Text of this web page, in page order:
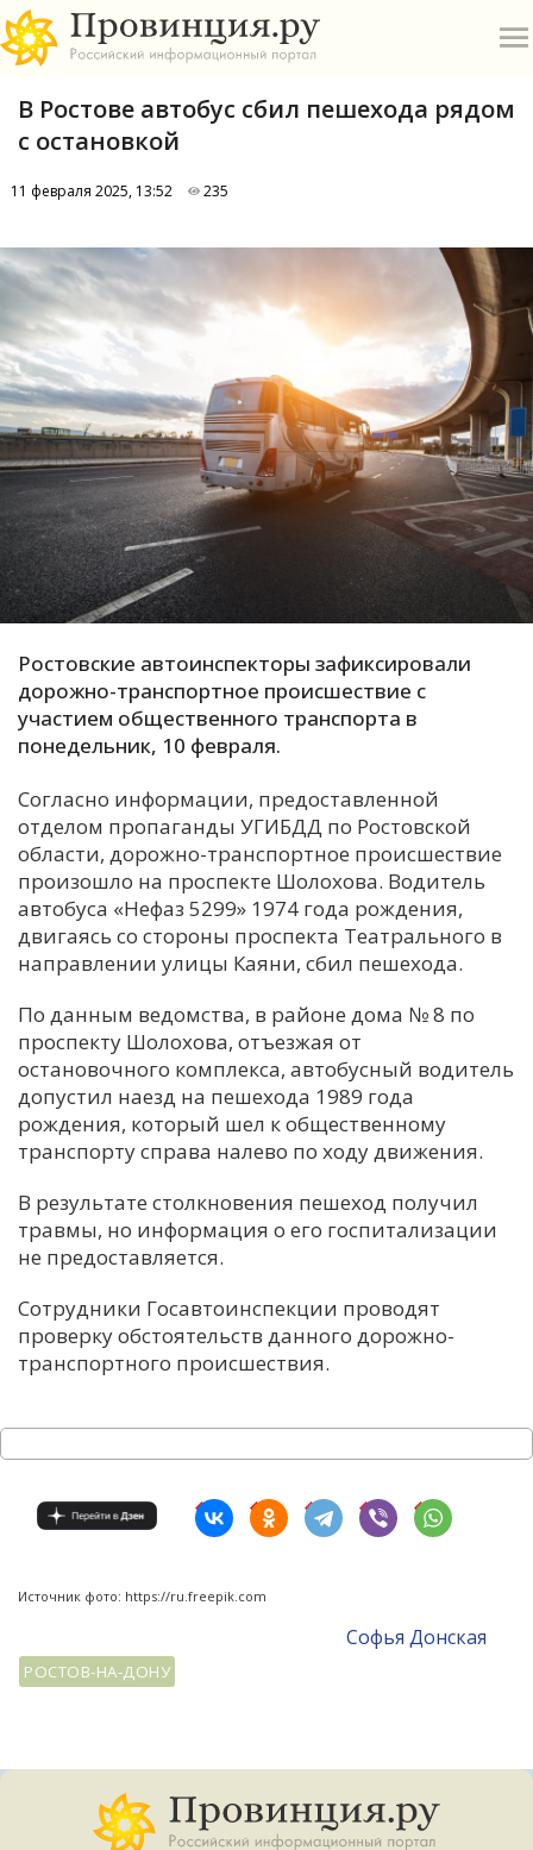
В
Е
И
М
О
Р
Т
Х
Ч
Я
В Ростове автобус сбил пешехода рядом
с остановкой
11 февраля 2025, 13:52 235
Ростовские автоинспекторы зафиксировали
дорожно-транспортное происшествие с
участием общественного транспорта в
понедельник, 10 февраля.
Согласно информации, предоставленной
отделом пропаганды УГИБДД по Ростовской
области, дорожно-транспортное происшествие
произошло на проспекте Шолохова. Водитель
автобуса «Нефаз 5299» 1974 года рождения,
двигаясь со стороны проспекта Театрального в
направлении улицы Каяни, сбил пешехода.
По данным ведомства, в районе дома № 8 по
проспекту Шолохова, отъезжая от
остановочного комплекса, автобусный водитель
допустил наезд на пешехода 1989 года
рождения, который шел к общественному
транспорту справа налево по ходу движения.
В результате столкновения пешеход получил
травмы, но информация о его госпитализации
не предоставляется.
Сотрудники Госавтоинспекции проводят
проверку обстоятельств данного дорожно-
транспортного происшествия.
Источник фото: https://ru.freepik.com
Софья Донская
РОСТОВ-НА-ДОНУ